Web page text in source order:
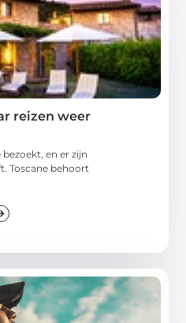
reizen weer
en er zijn
Toscane behoort